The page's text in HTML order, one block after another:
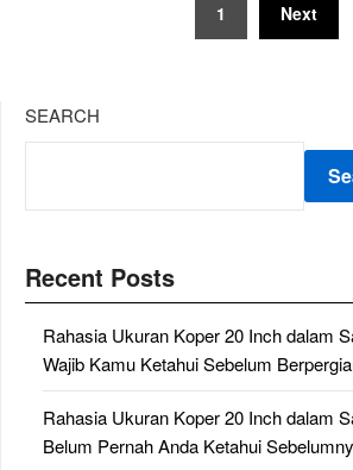
1 Next
SEARCH
Recent Posts
Rahasia Ukuran Koper 20 Inch dalam
Wajib Kamu Ketahui Sebelum
Rahasia Ukuran Koper 20 Inch dalam
Belum Pernah Anda Ketahui